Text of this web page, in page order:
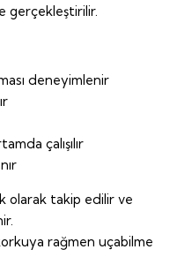
gerçekleştirilir.
deneyimlenir
çalışılır
olarak takip edilir ve
rağmen uçabilme